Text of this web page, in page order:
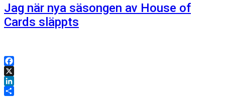
Jag när nya säsongen av House of
Cards släppts
Facebook
X
LinkedIn